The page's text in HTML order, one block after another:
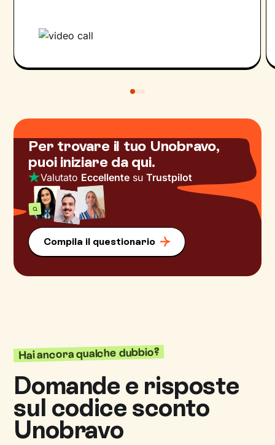
Per trovare il tuo Unobravo,
puoi iniziare da qui.
Valutato Eccellente suTrustpilot
Compila il questionario
Hai ancora qualche dubbio?
Domande e risposte
sul codice sconto
Unobravo